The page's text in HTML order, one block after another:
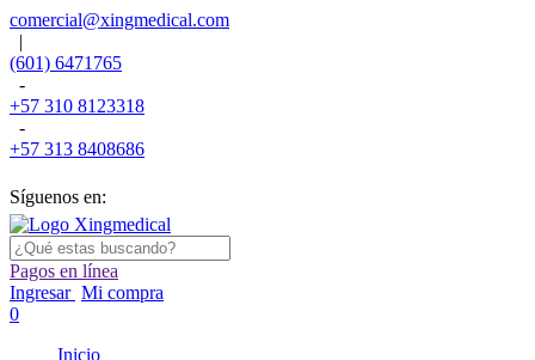
comercial@xingmedical.com
|
(601) 6471765
-
+57 310 8123318
-
+57 313 8408686
Síguenos en:
Pagos en línea
Ingresar Mi compra
0
Inicio